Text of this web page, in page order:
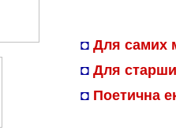
◘ Для самих
◘ Для
◘ Поетична